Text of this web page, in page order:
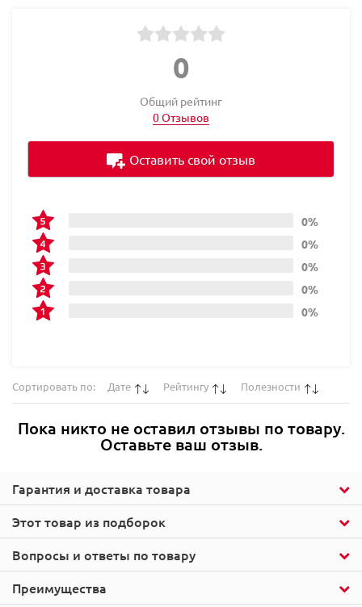
Этот товар из подборок
Гарантия и доставка товара
0
Общий рейтинг
0 Отзывов
0%
0%
0%
0%
0%
Оставить свой отзыв
Сортировать по: Дате Рейтингу Полезности
Пока никто не оставил отзывы по товару.
Оставьте ваш отзыв.
Вопросы и ответы по товару
Преимущества